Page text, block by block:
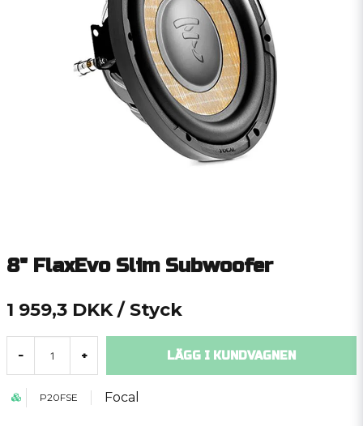
8" FlaxEvo Slim Subwoofer
1 959,3 DKK / Styck
- + LÄGG I KUNDVAGNEN
P20FSE Focal